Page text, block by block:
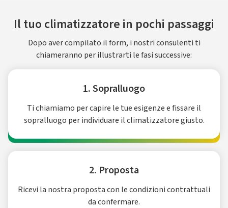
Il tuo climatizzatore in pochi passaggi
Dopo aver compilato il form, i nostri consulenti ti
chiameranno per illustrarti le fasi successive:
1. Sopralluogo
Ti chiamiamo per capire le tue esigenze e fissare il
sopralluogo per individuare il climatizzatore giusto.
2. Proposta
Ricevi la nostra proposta con le condizioni contrattuali
da confermare.